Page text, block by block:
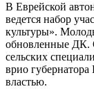
В Еврейской
ведется набор
культуры».
обновленные ДК.
сельских
врио
властью.